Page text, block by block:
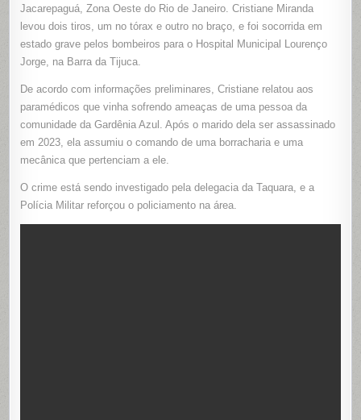
DE
NO
ZONA
Jacarepaguá, Zona Oeste do Rio de Janeiro. Cristiane Miranda
levou dois tiros, um no tórax e outro no braço, e foi socorrida em
estado grave pelos bombeiros para o Hospital Municipal Lourenço
Jorge, na Barra da Tijuca.
De acordo com informações preliminares, Cristiane relatou aos
paramédicos que vinha sofrendo ameaças de uma pessoa da
comunidade da Gardênia Azul. Após o marido dela ser assassinado
em 2023, ela assumiu o comando de uma borracharia e uma
mecânica que pertenciam a ele.
O crime está sendo investigado pela delegacia da Taquara, e a
Polícia Militar reforçou o policiamento na área.